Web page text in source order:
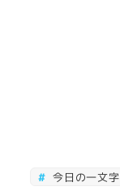
今日の一文字